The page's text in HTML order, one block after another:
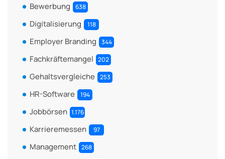
Bewerbung 638
Digitalisierung 118
Employer Branding 344
Fachkräftemangel 202
Gehaltsvergleiche 253
HR-Software 194
Jobbörsen 1.176
Karrieremessen 97
Management 268